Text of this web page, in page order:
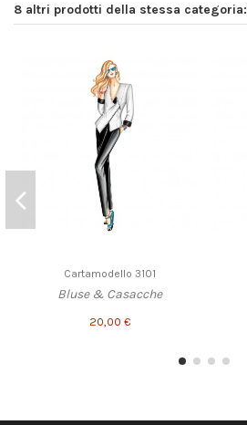
8 altri prodotti della stessa categoria:
Cartamodello 3101
Bluse & Casacche
20,00 €